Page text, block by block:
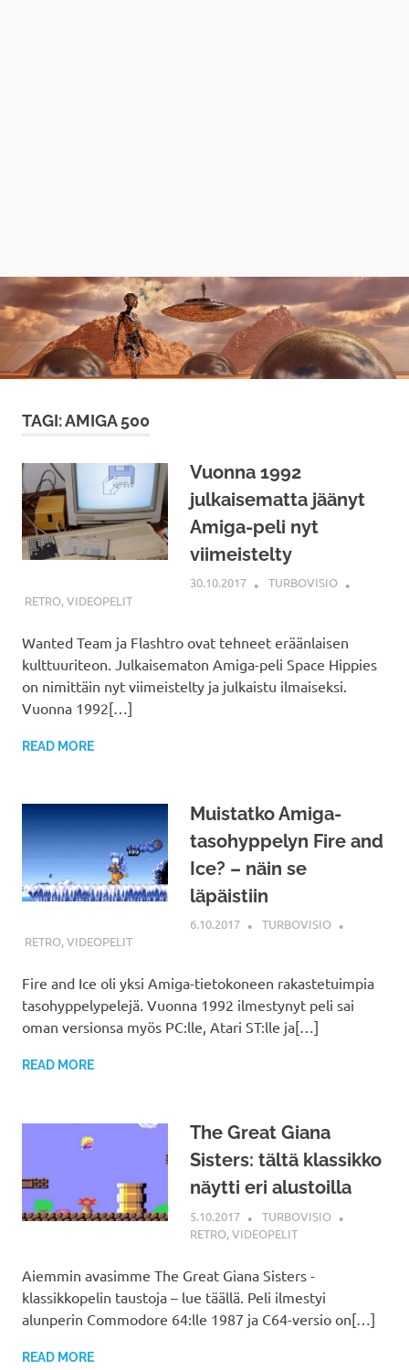
TAGI: AMIGA 500
Vuonna 1992
julkaisematta jäänyt
Amiga-peli nyt
viimeistelty
30.10.2017
TURBOVISIO
RETRO,VIDEOPELIT
Wanted Team ja Flashtro ovat tehneet eräänlaisen
kulttuuriteon. Julkaisematon Amiga-peli Space Hippies
on nimittäin nyt viimeistelty ja julkaistu ilmaiseksi.
Vuonna 1992[…]
READ MORE
Muistatko Amiga-
tasohyppelyn Fire and
Ice? – näin se
läpäistiin
6.10.2017
TURBOVISIO
RETRO,VIDEOPELIT
Fire and Ice oli yksi Amiga-tietokoneen rakastetuimpia
tasohyppelypelejä. Vuonna 1992 ilmestynyt peli sai
oman versionsa myös PC:lle, Atari ST:lle ja[…]
READ MORE
The Great Giana
Sisters: tältä klassikko
näytti eri alustoilla
5.10.2017
TURBOVISIO
RETRO,VIDEOPELIT
Aiemmin avasimme The Great Giana Sisters -
klassikkopelin taustoja – lue täällä. Peli ilmestyi
alunperin Commodore 64:lle 1987 ja C64-versio on[…]
READ MORE